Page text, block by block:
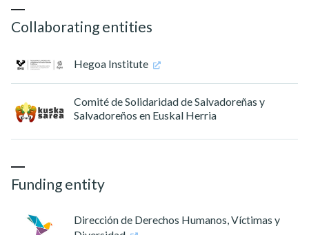
Collaborating entities
Hegoa Institute
Comité de Solidaridad de Salvadoreñas y
Salvadoreños en Euskal Herria
Funding entity
Dirección de Derechos Humanos, Víctimas y